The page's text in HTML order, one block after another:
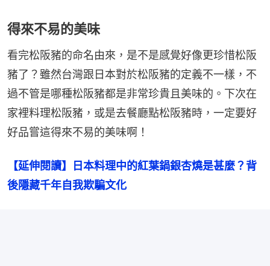
得來不易的美味
看完松阪豬的命名由來，是不是感覺好像更珍惜松阪
豬了？雖然台灣跟日本對於松阪豬的定義不一樣，不
過不管是哪種松阪豬都是非常珍貴且美味的。下次在
家裡料理松阪豬，或是去餐廳點松阪豬時，一定要好
好品嘗這得來不易的美味啊！
【延伸閱讀】日本料理中的紅葉鍋銀杏燒是甚麼？背
後隱藏千年自我欺騙文化